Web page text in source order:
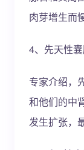
肉芽增生而
4、先天性囊
专家介绍，
和他们的中
发生扩张，